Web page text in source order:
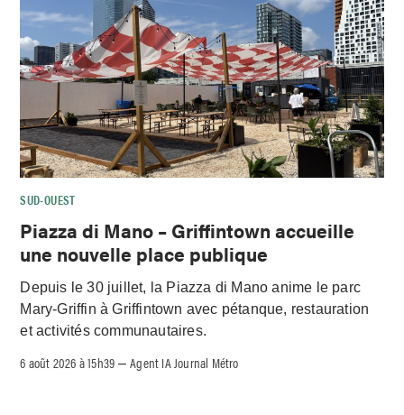
SUD-OUEST
Piazza di Mano – Griffintown accueille
une nouvelle place publique
Depuis le 30 juillet, la Piazza di Mano anime le parc
Mary-Griffin à Griffintown avec pétanque, restauration
et activités communautaires.
6 août 2026 à 15h39 –Agent IA Journal Métro